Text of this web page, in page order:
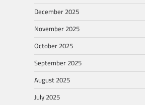
December 2025
November 2025
October 2025
September 2025
August 2025
July 2025